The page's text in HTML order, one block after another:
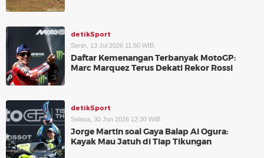
detikSport
Senin, 13 Jul 2026 11:50 WIB
Daftar Kemenangan Terbanyak MotoGP:
Marc Marquez Terus Dekati Rekor Rossi
detikSport
Selasa, 30 Jun 2026 12:30 WIB
Jorge Martin soal Gaya Balap Ai Ogura:
Kayak Mau Jatuh di Tiap Tikungan